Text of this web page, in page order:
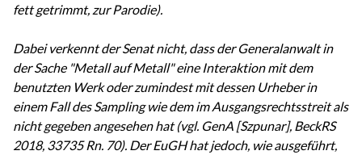
fett getrimmt, zur Parodie).
Dabei verkennt der Senat nicht, dass der Generalanwalt in
der Sache "Metall auf Metall" eine Interaktion mit dem
benutzten Werk oder zumindest mit dessen Urheber in
einem Fall des Sampling wie dem im Ausgangsrechtsstreit als
nicht gegeben angesehen hat (vgl. GenA [Szpunar], BeckRS
2018, 33735 Rn. 70). Der EuGH hat jedoch, wie ausgeführt,